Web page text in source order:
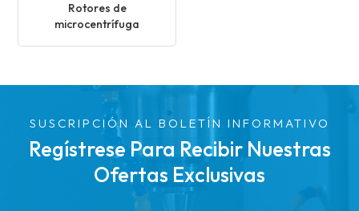
Rotores de
microcentrífuga
SUSCRIPCIÓN AL BOLETÍN INFORMATIVO
Regístrese Para Recibir Nuestras
Ofertas Exclusivas